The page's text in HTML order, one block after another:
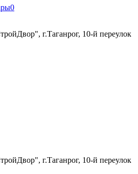
0
г.Таганрог, 10-й переулок
г.Таганрог, 10-й переулок